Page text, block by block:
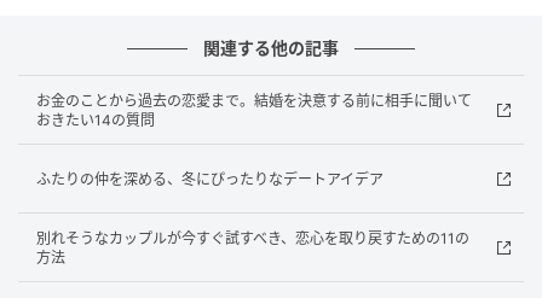
恋愛感情だけが、結婚の理由であってはいけません」
と結婚カウンセラーのエリン・ワイリーは説明する。
「結婚が二人の関係に、そしてそれぞれの人生に、ど
んな価値を加えるか考えてください」
2. 変化や予期せぬ出来事に、どう対処するか
関連する他の記事
お金のことから過去の恋愛まで。結婚を決意する前に相手に聞いて
おきたい14の質問
ふたりの仲を深める、冬にぴったりなデートアイデア
別れそうなカップルが今すぐ試すべき、恋心を取り戻すための11の
方法